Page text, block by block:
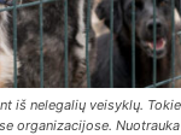
iš nelegalių veisyklų.
organizacijose.